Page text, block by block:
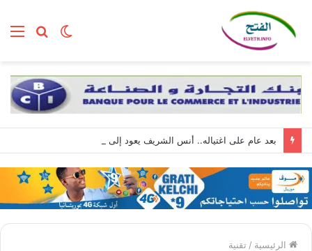
بحث الوضع
الرئيسية / تقنية